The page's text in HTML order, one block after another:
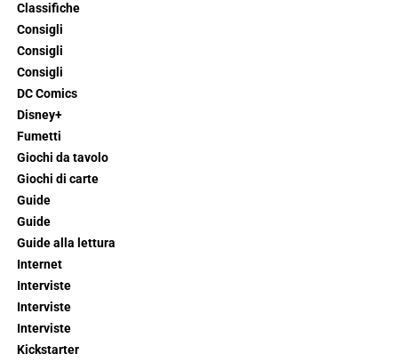
Classifiche
Consigli
Consigli
Consigli
DC Comics
Disney+
Fumetti
Giochi da tavolo
Giochi di carte
Guide
Guide
Guide alla lettura
Internet
Interviste
Interviste
Interviste
Kickstarter